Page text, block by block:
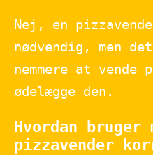
Nej, en
nødvendig, men
nemmere at vende
ødelægge den.
Hvordan bruger
pizzavender